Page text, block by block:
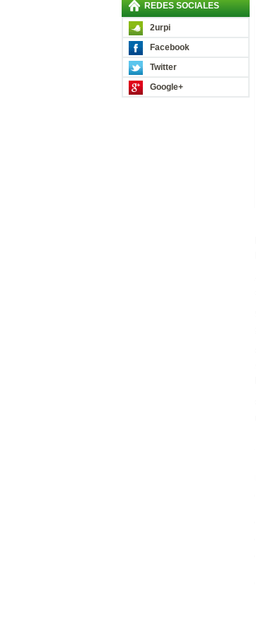
REDES SOCIALES
2urpi
Facebook
Twitter
Google+